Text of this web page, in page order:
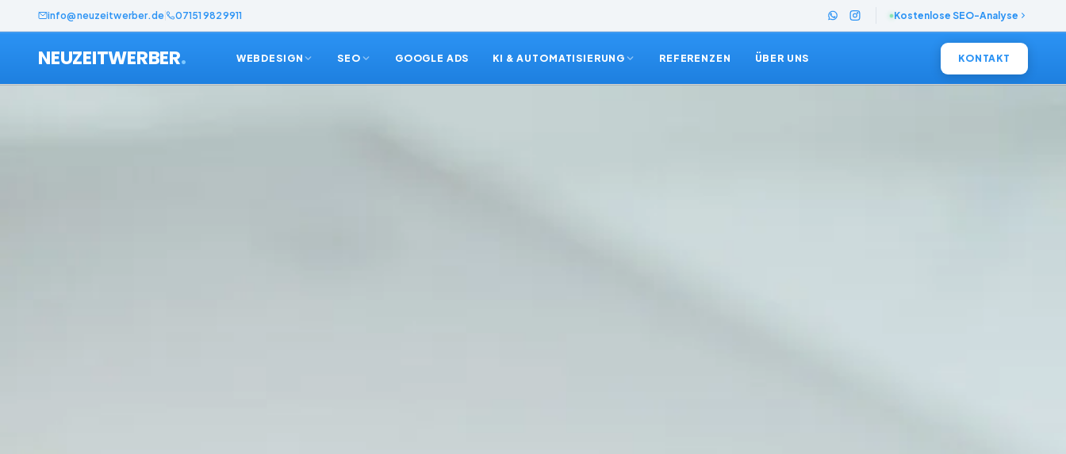
info@neuzeitwerber.de 07151 9829911 Kostenlose SEO-Analyse
NEUZEITWERBER. WEBDESIGN SEO GOOGLE ADS KI & AUTOMATISIERUNG REFERENZEN ÜBER UNS KONTAKT